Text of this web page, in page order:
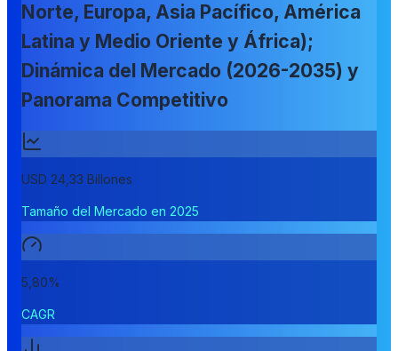
Norte, Europa, Asia Pacífico, América
Latina y Medio Oriente y África);
Dinámica del Mercado (2026-2035) y
Panorama Competitivo
USD 24,33 Billones
Tamaño del Mercado en 2025
5,80%
CAGR